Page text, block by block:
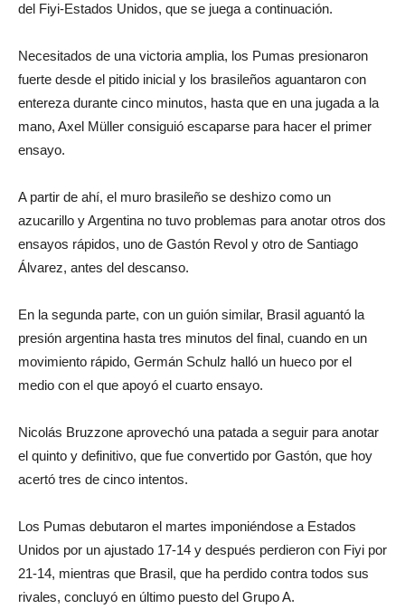
del Fiyi-Estados Unidos, que se juega a continuación.
Necesitados de una victoria amplia, los Pumas presionaron
fuerte desde el pitido inicial y los brasileños aguantaron con
entereza durante cinco minutos, hasta que en una jugada a la
mano, Axel Müller consiguió escaparse para hacer el primer
ensayo.
A partir de ahí, el muro brasileño se deshizo como un
azucarillo y Argentina no tuvo problemas para anotar otros dos
ensayos rápidos, uno de Gastón Revol y otro de Santiago
Álvarez, antes del descanso.
En la segunda parte, con un guión similar, Brasil aguantó la
presión argentina hasta tres minutos del final, cuando en un
movimiento rápido, Germán Schulz halló un hueco por el
medio con el que apoyó el cuarto ensayo.
Nicolás Bruzzone aprovechó una patada a seguir para anotar
el quinto y definitivo, que fue convertido por Gastón, que hoy
acertó tres de cinco intentos.
Los Pumas debutaron el martes imponiéndose a Estados
Unidos por un ajustado 17-14 y después perdieron con Fiyi por
21-14, mientras que Brasil, que ha perdido contra todos sus
rivales, concluyó en último puesto del Grupo A.